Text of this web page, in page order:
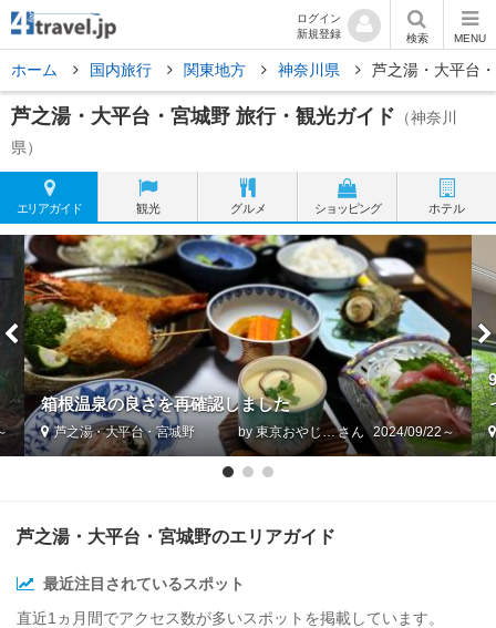
ログイン
新規登録
検索 MENU
ホーム 国内旅行 関東地方 神奈川県 芦之湯・大平台
芦之湯・大平台・宮城野 旅行・観光ガイド （神奈川
県）
エリアガイド 観光 グルメ ショッピング ホテル
箱根温泉の良さを再確認しました
芦之湯・大平台・宮城野 by 東京おやじっち 2024/09/22～
芦之湯・大平台・宮城野のエリアガイド
最近注目されているスポット
直近1ヵ月間でアクセス数が多いスポットを掲載しています。